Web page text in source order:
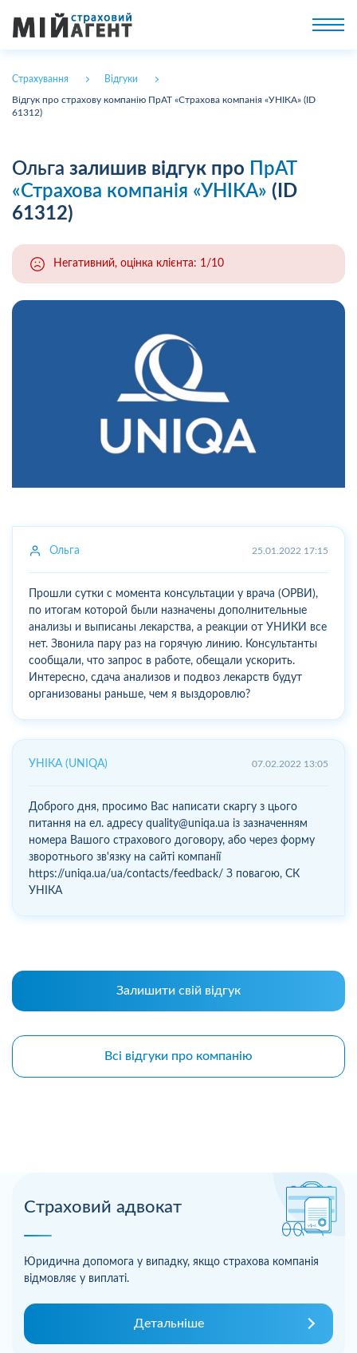
Страхування Відгуки
Відгук про страхову компанію ПрАТ «Страхова компанія «УНІКА» (ID
61312)
Страховий адвокат
Юридична допомога у випадку, якщо страхова компанія
відмовляє у виплаті.
Детальніше
Ольга залишив відгук про
ПрАТ
«Страхова компанія «УНІКА» (ID
61312)
Негативний, оцінка клієнта: 1/10
Ольга 25.01.2022 17:15
Прошли сутки с момента консультации у врача (ОРВИ),
по итогам которой были назначены дополнительные
анализы и выписаны лекарства, а реакции от УНИКИ все
нет. Звонила пару раз на горячую линию. Консультанты
сообщали, что запрос в работе, обещали ускорить.
Интересно, сдача анализов и подвоз лекарств будут
организованы раньше, чем я выздоровлю?
УНІКА (UNIQA) 07.02.2022 13:05
Доброго дня, просимо Вас написати скаргу з цього
питання на ел. адресу quality@uniqa.ua із зазначенням
номера Вашого страхового договору, або через форму
зворотнього зв'язку на сайті компанії
https://uniqa.ua/ua/contacts/feedback/ З повагою, СК
УНІКА
Залишити свій відгук
Всі відгуки про компанію